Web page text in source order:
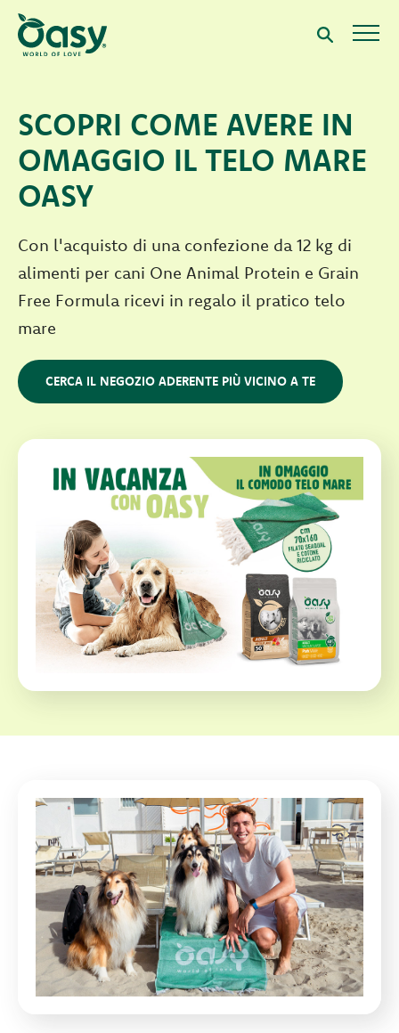
SCOPRI COME AVERE IN
OMAGGIO IL TELO MARE
OASY
Con l'acquisto di una confezione da 12 kg di
alimenti per cani One Animal Protein e Grain
Free Formula ricevi in regalo il pratico telo
mare
CERCA IL NEGOZIO ADERENTE PIÙ VICINO A TE